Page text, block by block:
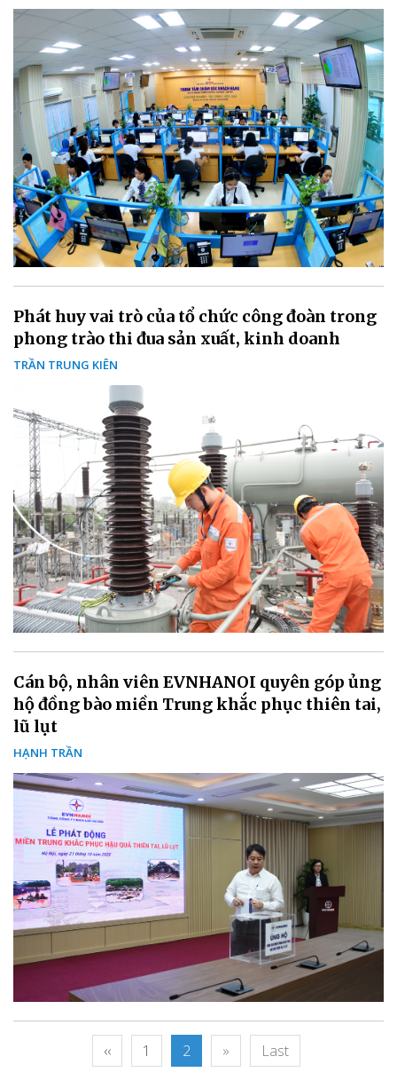
Phát huy vai trò của tổ chức công đoàn trong
phong trào thi đua sản xuất, kinh doanh
TRẦN TRUNG KIÊN
Cán bộ, nhân viên EVNHANOI quyên góp ủng
hộ đồng bào miền Trung khắc phục thiên tai,
lũ lụt
HẠNH TRẦN
‹‹ 1 2 » Last